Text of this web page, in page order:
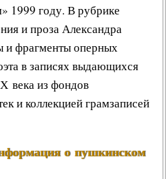
1999 году. В рубрике
ипрозаАлександра
и фрагменты оперных
в записях выдающихся
века из фондов
и коллекцией грамзаписей
о пушкинском